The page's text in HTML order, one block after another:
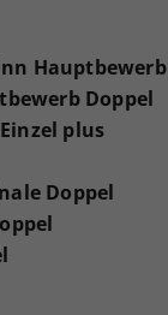
Hauptbewerb
Doppel
plus
Doppel